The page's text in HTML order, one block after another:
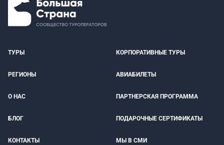
ТУРЫ КОРПОРАТИВНЫЕ ТУРЫ
РЕГИОНЫ АВИАБИЛЕТЫ
О НАС ПАРТНЕРСКАЯ ПРОГРАММА
БЛОГ ПОДАРОЧНЫЕ СЕРТИФИКАТЫ
КОНТАКТЫ МЫ В СМИ